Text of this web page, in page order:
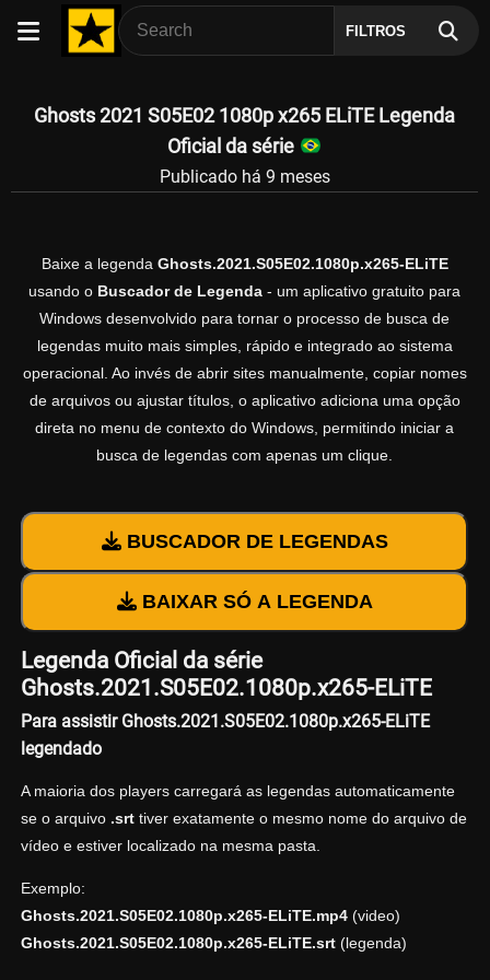
FILTROS
Ghosts 2021 S05E02 1080p x265 ELiTE Legenda
Oficial da série
Publicado há 9 meses
Baixe a legenda Ghosts.2021.S05E02.1080p.x265-ELiTE
usando o Buscador de Legenda - um aplicativo gratuito para
Windows desenvolvido para tornar o processo de busca de
legendas muito mais simples, rápido e integrado ao sistema
operacional. Ao invés de abrir sites manualmente, copiar nomes
de arquivos ou ajustar títulos, o aplicativo adiciona uma opção
direta no menu de contexto do Windows, permitindo iniciar a
busca de legendas com apenas um clique.
BUSCADOR DE LEGENDAS
BAIXAR SÓ A LEGENDA
Legenda Oficial da série
Ghosts.2021.S05E02.1080p.x265-ELiTE
Para assistir Ghosts.2021.S05E02.1080p.x265-ELiTE
legendado
A maioria dos players carregará as legendas automaticamente
se o arquivo .srttiver exatamente o mesmo nome do arquivo de
vídeo e estiver localizado na mesma pasta.
Exemplo:
Ghosts.2021.S05E02.1080p.x265-ELiTE.mp4(video)
Ghosts.2021.S05E02.1080p.x265-ELiTE.srt(legenda)